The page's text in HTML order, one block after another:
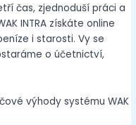
čas, zjednoduší práci a
INTRA získáte online
i starosti. Vy se
o účetnictví,
výhody systému WAK